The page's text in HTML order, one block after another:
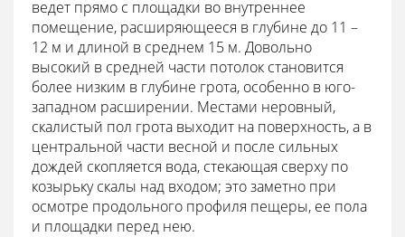
ведет прямо с площадки во внутреннее
помещение, расширяющееся в глубине до 11 –
12 м и длиной в среднем 15 м. Довольно
высокий в средней части потолок становится
более низким в глубине грота, особенно в юго-
западном расширении. Местами неровный,
скалистый пол грота выходит на поверхность, а в
центральной части весной и после сильных
дождей скопляется вода, стекающая сверху по
козырьку скалы над входом; это заметно при
осмотре продольного профиля пещеры, ее пола
и площадки перед нею.